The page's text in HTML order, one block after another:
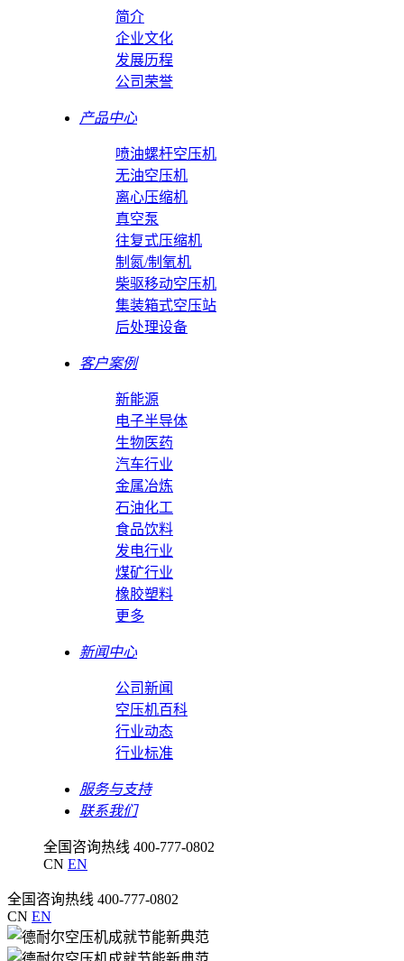
简介
企业文化
发展历程
公司荣誉
产品中心
喷油螺杆空压机
无油空压机
离心压缩机
真空泵
往复式压缩机
制氮/制氧机
柴驱移动空压机
集装箱式空压站
后处理设备
客户案例
新能源
电子半导体
生物医药
汽车行业
金属冶炼
石油化工
食品饮料
发电行业
煤矿行业
橡胶塑料
更多
新闻中心
公司新闻
空压机百科
行业动态
行业标准
服务与支持
联系我们
全国咨询热线 400-777-0802
CN EN
全国咨询热线 400-777-0802
CN EN